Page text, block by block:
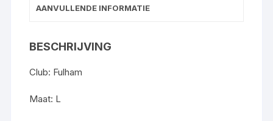
AANVULLENDE INFORMATIE
BESCHRIJVING
Club: Fulham
Maat: L